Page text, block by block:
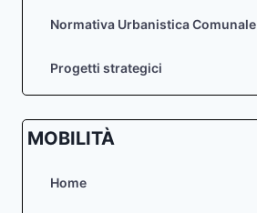
Normativa Urbanistica Comunale
Progetti strategici
MOBILITÀ
Home